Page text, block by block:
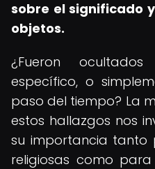
sobre el significado
objetos.
¿Fueron
específico, o
paso del tiempo? La
estos hallazgos nos
su importancia tanto
religiosas como